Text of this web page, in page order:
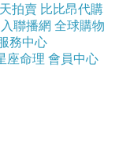
拍賣 比比昂代購
聯播網 全球購物
務中心
座命理 會員中心